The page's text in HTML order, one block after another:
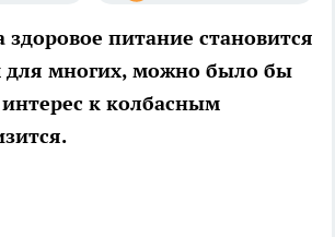
здоровое питание становится
для многих, можно было бы
к колбасным